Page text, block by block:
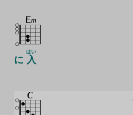
に 入
はい